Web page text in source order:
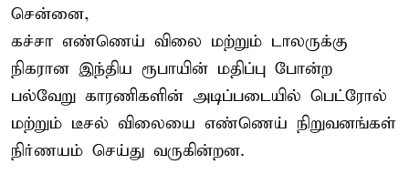
சென்னை,
கச்சா எண்ணெய் விலை மற்றும் டாலருக்கு
நிகரான இந்திய ரூபாயின் மதிப்பு போன்ற
பல்வேறு காரணிகளின் அடிப்படையில் பெட்ரோல்
மற்றும் டீசல் விலையை எண்ணெய் நிறுவனங்கள்
நிர்ணயம் செய்து வருகின்றன.